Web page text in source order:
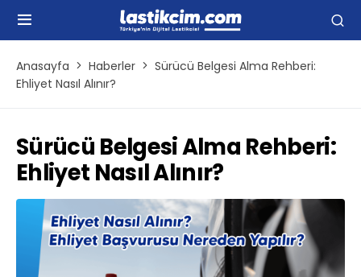
Anasayfa Haberler
Sürücü Belgesi Alma Rehberi:
Ehliyet Nasıl Alınır?
Sürücü Belgesi Alma Rehberi:
Ehliyet Nasıl Alınır?